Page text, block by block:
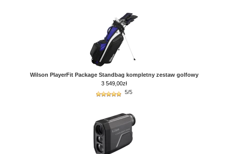
Wilson PlayerFit Package Standbag kompletny zestaw golfowy
3 549,00zł
5/5